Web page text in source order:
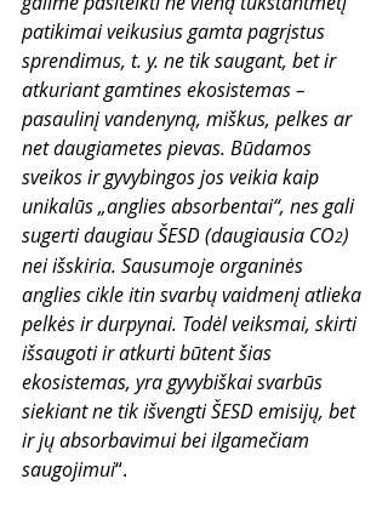
patikimai veikusius gamta pagrįstus
sprendimus, t. y. ne tik saugant, bet ir
atkuriant gamtines ekosistemas –
pasaulinį vandenyną, miškus, pelkes ar
net daugiametes pievas. Būdamos
sveikos ir gyvybingos jos veikia kaip
unikalūs „anglies absorbentai“, nes gali
sugerti daugiau ŠESD (daugiausia CO2)
nei išskiria. Sausumoje organinės
anglies cikle itin svarbų vaidmenį atlieka
pelkės ir durpynai. Todėl veiksmai, skirti
išsaugoti ir atkurti būtent šias
ekosistemas, yra gyvybiškai svarbūs
siekiant ne tik išvengti ŠESD emisijų, bet
ir jų absorbavimui bei ilgamečiam
saugojimui“.